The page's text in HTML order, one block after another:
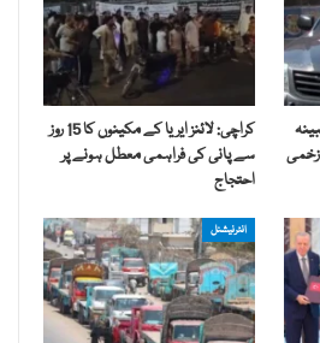
علاقوں میں 3 مبینہ
زخمی
کراچی: لائنز ایریا کے مکینوں کا 15 روز
سے پانی کی فراہمی معطل ہونے پر
احتجاج
انٹرنیشنل